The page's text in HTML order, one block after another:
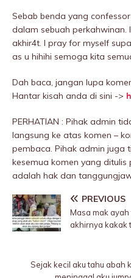
Sebab benda yang
dalam sebuah perkahwinan.
akhir4t. I pray for myself
as u hihihi semoga kita
Dah baca, jangan lupa
Hantar kisah anda di sini ->
PERHATIAN : Pihak admin
langsung ke atas komen –
pembaca. Pihak admin juga
kesemua komen yang ditulis
adalah hak dan
PREVIOUS
Masa mak
akhirnya kakak
Sejak kecil aku tahu abah